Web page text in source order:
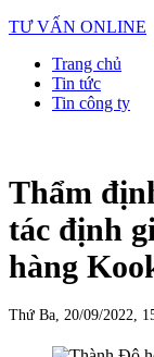
TƯ VẤN ONLINE
Trang chủ
Tin tức
Tin công ty
Thẩm
tác định
hàng
Thứ Ba, 20/09/2022,